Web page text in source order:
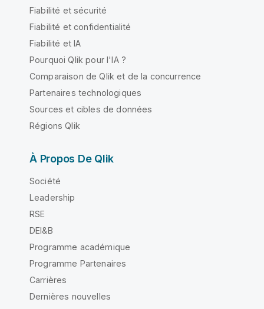
Fiabilité et sécurité
Fiabilité et confidentialité
Fiabilité et IA
Pourquoi Qlik pour l'IA ?
Comparaison de Qlik et de la concurrence
Partenaires technologiques
Sources et cibles de données
Régions Qlik
À Propos De Qlik
Société
Leadership
RSE
DEI&B
Programme académique
Programme Partenaires
Carrières
Dernières nouvelles